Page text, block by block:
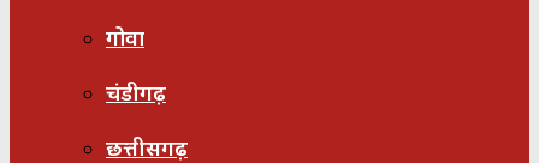
गोवा
चंडीगढ़
छत्तीसगढ़